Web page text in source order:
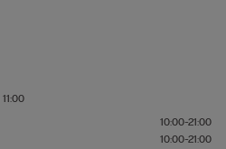
11:00
10:00-21:00
10:00-21:00